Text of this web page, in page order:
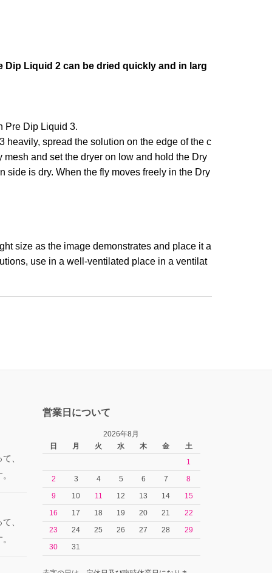
Dip Liquid 2 can be dried quickly and in larg
Pre Dip Liquid 3.
heavily, spread the solution on the edge of the c
and set the dryer on low and hold the Dry
side is dry. When the fly moves freely in the Dry
size as the image demonstrates and place it a
use in a well-ventilated place in a ventilat
、
、
営業日について
2026年8月
日
月 火 水 木 金
土
1
2
3 4 5 6 7
8
9
10 11 12 13 14
15
16
17 18 19 20 21
22
23
24 25 26 27 28
29
30
31